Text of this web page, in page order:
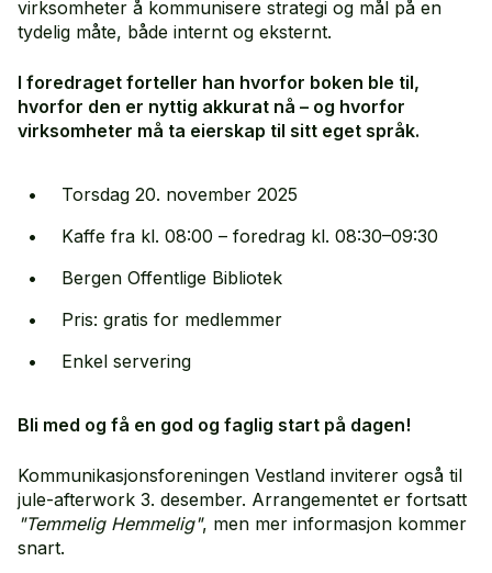
virksomheter å kommunisere strategi og mål på en
tydelig måte, både internt og eksternt.
I foredraget forteller han hvorfor boken ble til,
hvorfor den er nyttig akkurat nå – og hvorfor
virksomheter må ta eierskap til sitt eget språk.
Torsdag 20. november 2025
Kaffe fra kl. 08:00 – foredrag kl. 08:30–09:30
Bergen Offentlige Bibliotek
Pris: gratis for medlemmer
Enkel servering
Bli med og få en god og faglig start på dagen!
Kommunikasjonsforeningen Vestland inviterer også til
jule-afterwork 3. desember. Arrangementet er fortsatt
"Temmelig Hemmelig", men mer informasjon kommer
snart.